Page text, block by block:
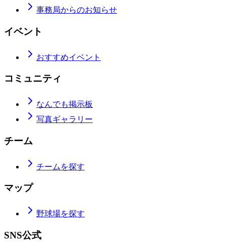
事務局からのお知らせ
イベント
おすすめイベント
コミュニティ
なんでも掲示板
写真ギャラリー
チーム
チームを探す
マップ
野球場を探す
SNS公式